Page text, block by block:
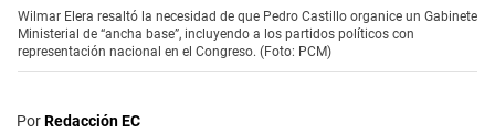
Wilmar Elera resaltó la necesidad de que Pedro Castillo organice un Gabinete
Ministerial de “ancha base”, incluyendo a los partidos políticos con
representación nacional en el Congreso. (Foto: PCM)
PorRedacción EC